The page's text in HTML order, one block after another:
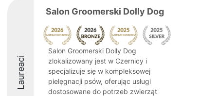
Laureaci
Salon Groomerski Dolly Dog️
Salon Groomerski Dolly Dog
zlokalizowany jest w Czernicy i
specjalizuje się w kompleksowej
pielęgnacji psów, oferując usługi
dostosowane do potrzeb zwierząt